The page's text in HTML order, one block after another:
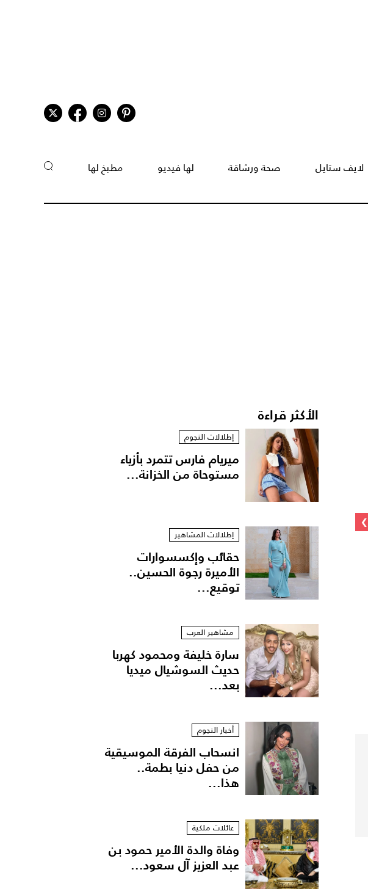
لايف ستايل صحة ورشاقة لها فيديو مطبخ لها
›
الأكثر قراءة
إطلالات النجوم
ميريام فارس تتمرد بأزياء
مستوحاة من الخزانة...
إطلالات المشاهير
حقائب وإكسسوارات
الأميرة رجوة الحسين..
توقيع...
مشاهير العرب
سارة خليفة ومحمود كهربا
حديث السوشيال ميديا
بعد...
أخبار النجوم
انسحاب الفرقة الموسيقية
من حفل دنيا بطمة..
هذا...
عائلات ملكية
وفاة والدة الأمير حمود بن
عبد العزيز آل سعود...